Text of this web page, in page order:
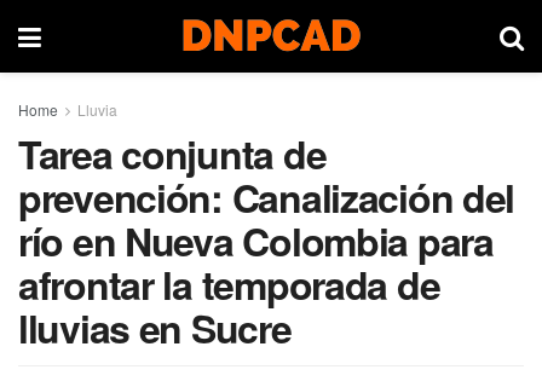
Home Lluvia
Tarea conjunta de
prevención: Canalización del
río en Nueva Colombia para
afrontar la temporada de
lluvias en Sucre